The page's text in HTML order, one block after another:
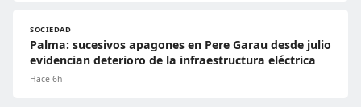
SOCIEDAD
Palma: sucesivos apagones en Pere Garau desde julio
evidencian deterioro de la infraestructura eléctrica
Hace 6h